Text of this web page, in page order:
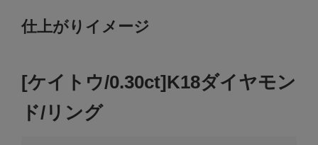
仕上がりイメージ
[ケイトウ/0.30ct]K18ダイヤモン
ド/リング